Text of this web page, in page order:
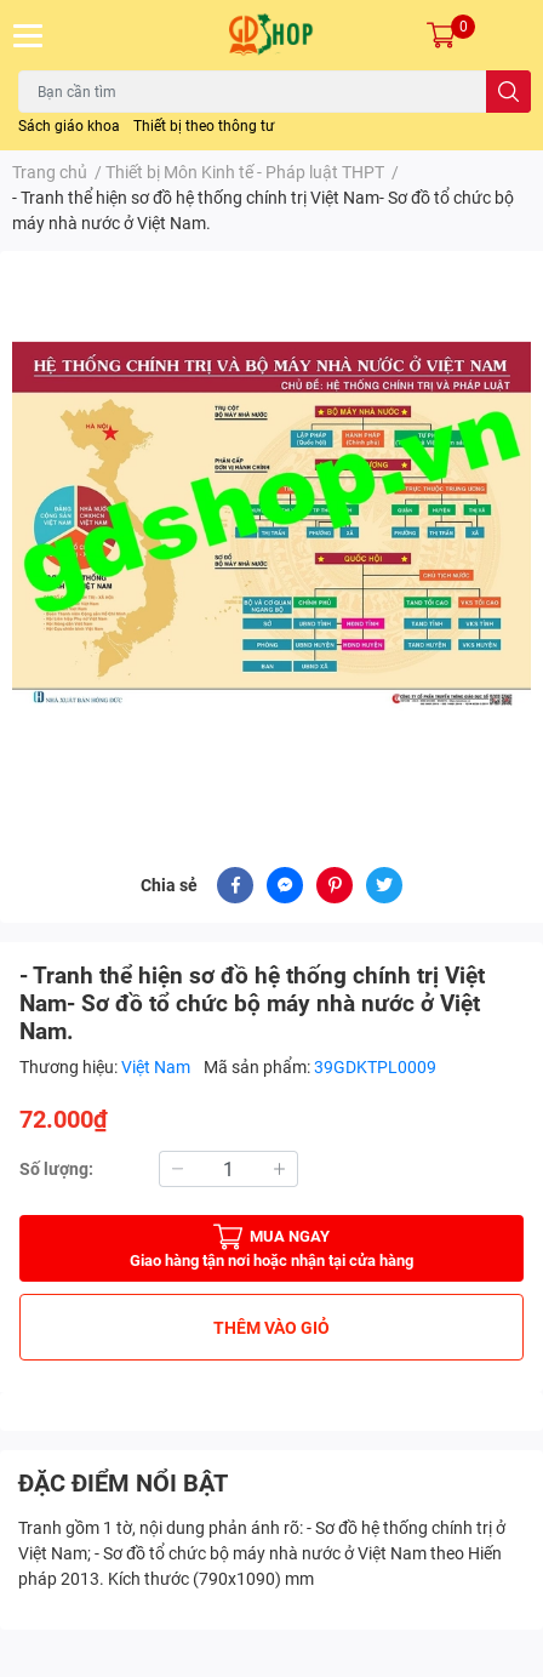
Sách giáo khoa Thiết bị theo thông tư
0
Trang chủ / Thiết bị Môn Kinh tế - Pháp luật THPT /
- Tranh thể hiện sơ đồ hệ thống chính trị Việt Nam- Sơ đồ tổ chức bộ
máy nhà nước ở Việt Nam.
Chia sẻ
- Tranh thể hiện sơ đồ hệ thống chính trị Việt
Nam- Sơ đồ tổ chức bộ máy nhà nước ở Việt
Nam.
Thương hiệu:Việt Nam Mã sản phẩm:39GDKTPL0009
72.000₫
Số lượng:
MUA NGAY
Giao hàng tận nơi hoặc nhận tại cửa hàng
THÊM VÀO GIỎ
ĐẶC ĐIỂM NỔI BẬT
Tranh gồm 1 tờ, nội dung phản ánh rõ: - Sơ đồ hệ thống chính trị ở
Việt Nam; - Sơ đồ tổ chức bộ máy nhà nước ở Việt Nam theo Hiến
pháp 2013. Kích thước (790x1090) mm